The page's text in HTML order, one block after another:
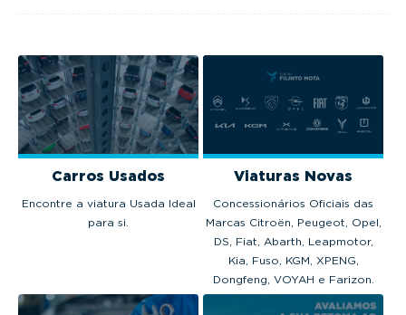
Carros Usados
Encontre a viatura Usada Ideal
para si.
Viaturas Novas
Concessionários Oficiais das
Marcas Citroën, Peugeot, Opel,
DS, Fiat, Abarth, Leapmotor,
Kia, Fuso, KGM, XPENG,
Dongfeng, VOYAH e Farizon.